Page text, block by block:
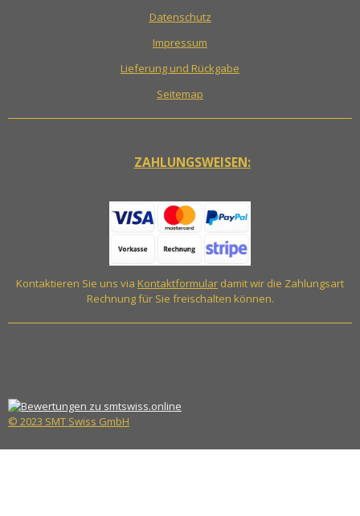
Datenschutz
Impressum
Lieferung und Rückgabe
Seitemap
ZAHLUNGSWEISEN:
Kontaktieren Sie uns via Kontaktformular damit wir die Zahlungsart
Rechnung für Sie freischalten können.
© 2023 SMT Swiss GmbH